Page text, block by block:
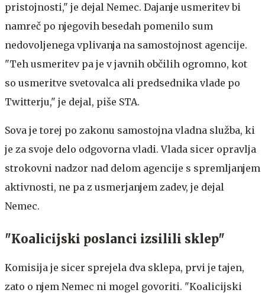
pristojnosti," je dejal Nemec. Dajanje usmeritev bi
namreč po njegovih besedah pomenilo sum
nedovoljenega vplivanja na samostojnost agencije.
"Teh usmeritev pa je v javnih občilih ogromno, kot
so usmeritve svetovalca ali predsednika vlade po
Twitterju," je dejal, piše STA.
Sova je torej po zakonu samostojna vladna služba, ki
je za svoje delo odgovorna vladi. Vlada sicer opravlja
strokovni nadzor nad delom agencije s spremljanjem
aktivnosti, ne pa z usmerjanjem zadev, je dejal
Nemec.
"Koalicijski poslanci izsilili sklep"
Komisija je sicer sprejela dva sklepa, prvi je tajen,
zato o njem Nemec ni mogel govoriti. "Koalicijski